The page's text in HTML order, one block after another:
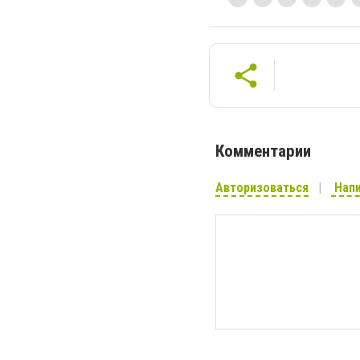
Комментарии
Авторизоваться